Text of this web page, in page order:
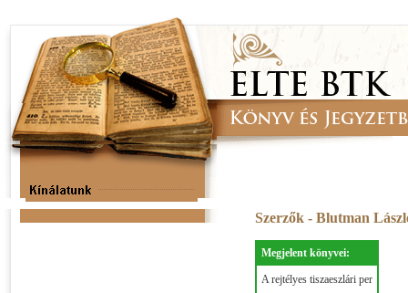
Szerzők - Blutman
Megjelent könyvei:
A rejtélyes tiszaeszlári per